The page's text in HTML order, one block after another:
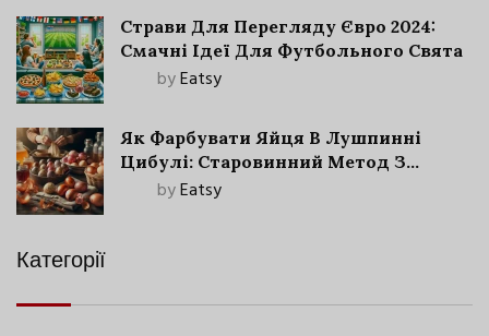
Страви Для Перегляду Євро 2024:
Смачні Ідеї Для Футбольного Свята
byEatsy
Як Фарбувати Яйця В Лушпинні
Цибулі: Старовинний Метод З
Сучасними Нюансами
byEatsy
Категорії